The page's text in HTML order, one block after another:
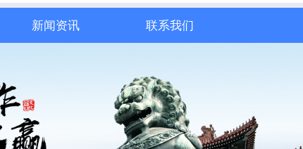
新闻资讯 联系我们